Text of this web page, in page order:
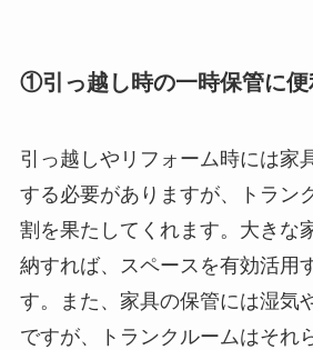
①引っ越し時の一時保管に便
引っ越しやリフォーム時には家
する必要がありますが、トラン
割を果たしてくれます。大きな
納すれば、スペースを有効活用
す。また、家具の保管には湿気
ですが、トランクルームはそれ